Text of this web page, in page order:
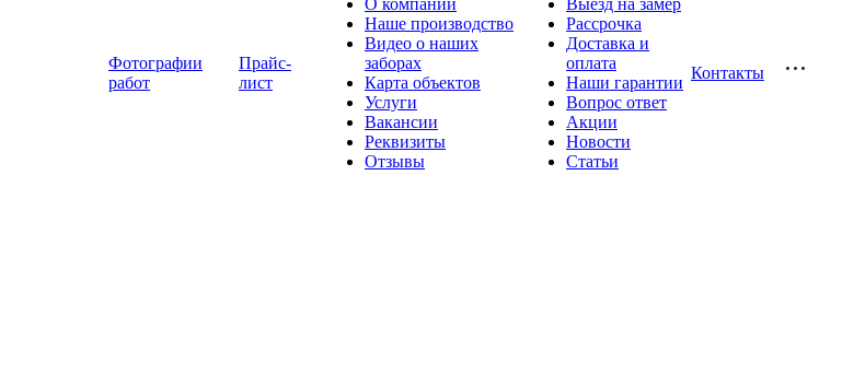
Фотографии
работ
Прайс-
лист
О компании
Наше производство
Видео о наших
заборах
Карта объектов
Услуги
Вакансии
Реквизиты
Отзывы
Выезд на замер
Рассрочка
Доставка и
оплата
Наши гарантии
Вопрос ответ
Акции
Новости
Статьи
Контакты